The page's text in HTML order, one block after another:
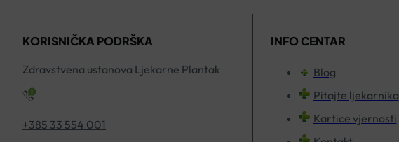
KORISNIČKA PODRŠKA
Zdravstvena ustanova Ljekarne Plantak
+385 33 554 001
INFO CENTAR
Blog
Pitajte ljekarnika
Kartice vjernosti